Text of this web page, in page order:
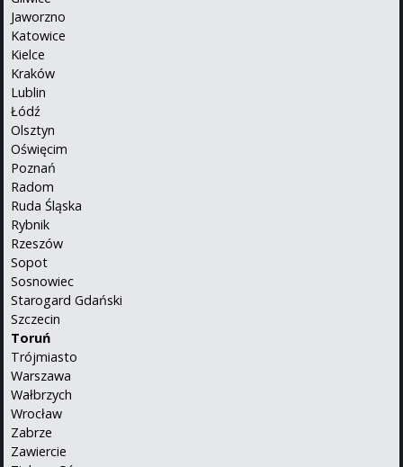
Jaworzno
Katowice
Kielce
Kraków
Lublin
Łódź
Olsztyn
Oświęcim
Poznań
Radom
Ruda Śląska
Rybnik
Rzeszów
Sopot
Sosnowiec
Starogard Gdański
Szczecin
Toruń
Trójmiasto
Warszawa
Wałbrzych
Wrocław
Zabrze
Zawiercie